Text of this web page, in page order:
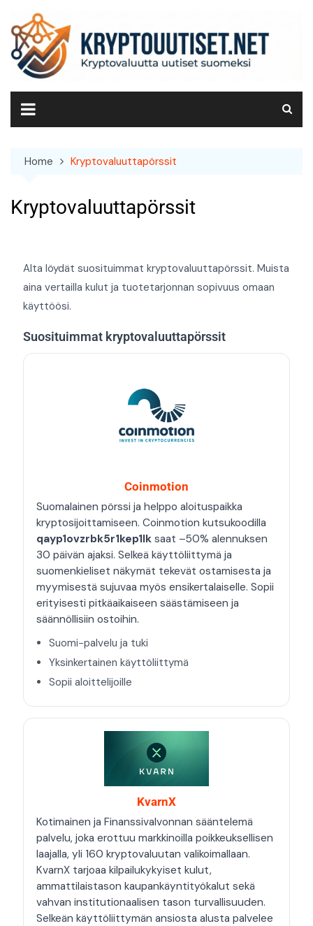
Home Kryptovaluuttapörssit
Kryptovaluuttapörssit
Alta löydät suosituimmat kryptovaluuttapörssit. Muista
aina vertailla kulut ja tuotetarjonnan sopivuus omaan
käyttöösi.
Suosituimmat kryptovaluuttapörssit
Coinmotion
Suomalainen pörssi ja helppo aloituspaikka
kryptosijoittamiseen. Coinmotion kutsukoodilla
qayp1ovzrbk5r1kep1lk saat –50% alennuksen
30 päivän ajaksi. Selkeä käyttöliittymä ja
suomenkieliset näkymät tekevät ostamisesta ja
myymisestä sujuvaa myös ensikertalaiselle. Sopii
erityisesti pitkäaikaiseen säästämiseen ja
säännöllisiin ostoihin.
Suomi-palvelu ja tuki
Yksinkertainen käyttöliittymä
Sopii aloittelijoille
KvarnX
Kotimainen ja Finanssivalvonnan sääntelemä
palvelu, joka erottuu markkinoilla poikkeuksellisen
laajalla, yli 160 kryptovaluutan valikoimallaan.
KvarnX tarjoaa kilpailukykyiset kulut,
ammattilaistason kaupankäyntityökalut sekä
vahvan institutionaalisen tason turvallisuuden.
Selkeän käyttöliittymän ansiosta alusta palvelee